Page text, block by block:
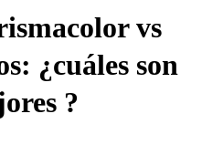
vs
¿cuáles son
?